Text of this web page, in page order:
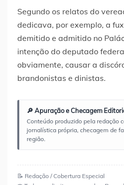
Segundo os relatos do
dedicava, por exemplo, a
demitido e admitido no
intenção do deputado
obviamente, causar a
brandonistas e dinistas.
🔎 Apuração e Checagem
Conteúdo produzido pela redação
jornalística própria, checagem de
região.
📝 Redação / Cobertura Especial